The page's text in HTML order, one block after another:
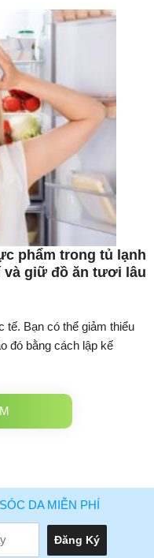
phẩm trong tủ lạnh
và giữ đồ ăn tươi lâu
tế. Bạn có thể giảm thiểu
đó bằng cách lập kế
DA MIỄN PHÍ